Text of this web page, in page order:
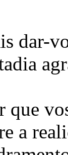
dar-
que
a